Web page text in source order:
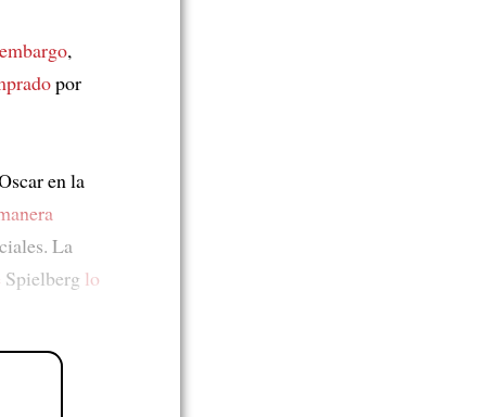
,
por
en la
La
Spielberg lo